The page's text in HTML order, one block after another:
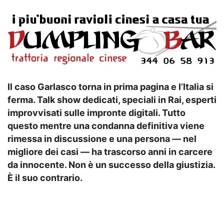
Il caso Garlasco torna in prima pagina e l’Italia si
ferma. Talk show dedicati, speciali in Rai, esperti
improvvisati sulle impronte digitali. Tutto
questo mentre una condanna definitiva viene
rimessa in discussione e una persona — nel
migliore dei casi — ha trascorso anni in carcere
da innocente. Non è un successo della giustizia.
È il suo contrario.